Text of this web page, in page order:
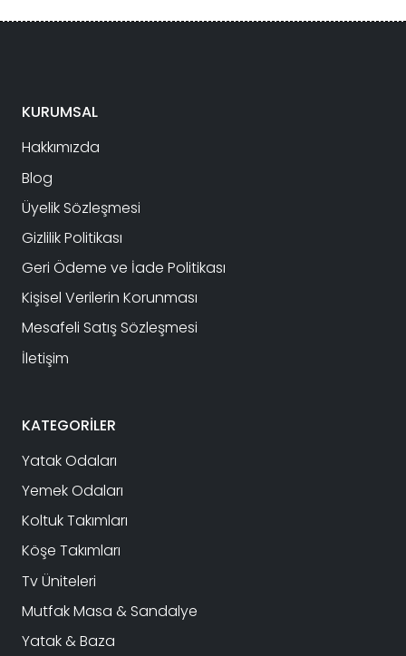
KURUMSAL
Hakkımızda
Blog
Üyelik Sözleşmesi
Gizlilik Politikası
Geri Ödeme ve İade Politikası
Kişisel Verilerin Korunması
Mesafeli Satış Sözleşmesi
İletişim
KATEGORİLER
Yatak Odaları
Yemek Odaları
Koltuk Takımları
Köşe Takımları
Tv Üniteleri
Mutfak Masa & Sandalye
Yatak & Baza